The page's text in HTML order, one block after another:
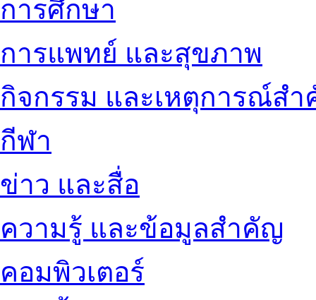
การศึกษา
การแพทย์ และสุขภาพ
กิจกรรม และเหตุการณ์ส
กีฬา
ข่าว และสื่อ
ความรู้ และข้อมูลสำคัญ
คอมพิวเตอร์